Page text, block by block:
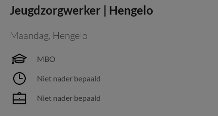
Jeugdzorgwerker | Hengelo
Maandag, Hengelo
MBO
Niet nader bepaald
Niet nader bepaald